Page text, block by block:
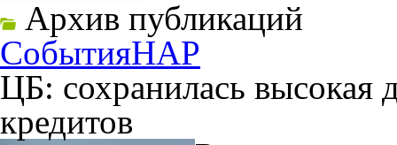
Архив публикаций
СобытияНАР
ЦБ: сохранилась высокая
кредитов